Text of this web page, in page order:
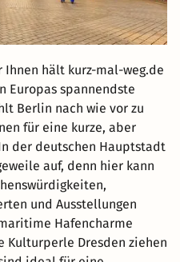
hält kurz-mal-weg.de
Europas spannendste
Berlin nach wie vor zu
für eine kurze, aber
der deutschen Hauptstadt
auf, denn hier kann
und Ausstellungen
Hafencharme
Kulturperle Dresden ziehen